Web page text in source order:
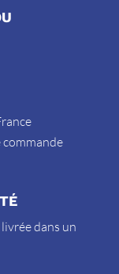
commande
dans un